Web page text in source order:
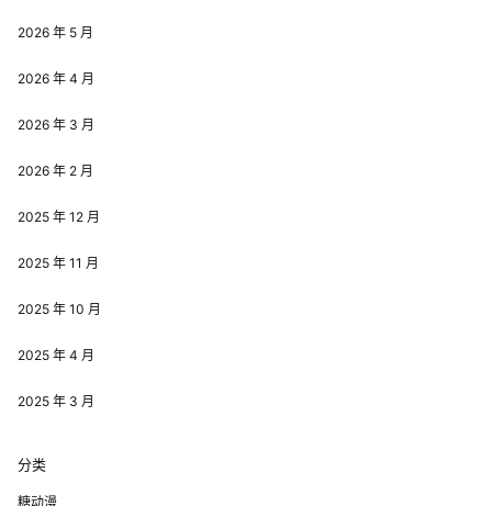
2026 年 5 月
2026 年 4 月
2026 年 3 月
2026 年 2 月
2025 年 12 月
2025 年 11 月
2025 年 10 月
2025 年 4 月
2025 年 3 月
分类
糖动漫